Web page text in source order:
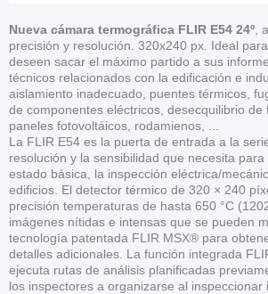
Nueva cámara termográfica FLIR E54 24º ,
precisión y resolución. 320x240 px. Ideal
deseen sacar el máximo partido a sus
técnicos relacionados con la edificación e
aislamiento inadecuado, puentes térmicos,
de componentes eléctricos, desecquilibrio de
paneles fotovoltáicos, rodamienos, ...
La FLIR E54 es la puerta de entrada a la
resolución y la sensibilidad que necesita
estado básica, la inspección eléctrica/
edificios. El detector térmico de 320 × 240
precisión temperaturas de hasta 650 °C
imágenes nítidas e intensas que se pueden
tecnología patentada FLIR MSX® para
detalles adicionales. La función integrada
ejecuta rutas de análisis planificadas
los inspectores a organizarse al inspeccionar